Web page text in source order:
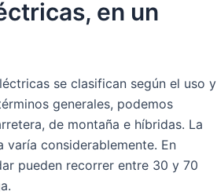
en un
se clasifican según el uso y
generales, podemos
de montaña e híbridas. La
considerablemente. En
pueden recorrer entre 30 y 70